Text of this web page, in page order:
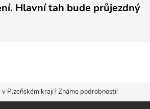
Hlavní tah bude průjezdný
Plzeňském kraji? Známe podrobnosti!